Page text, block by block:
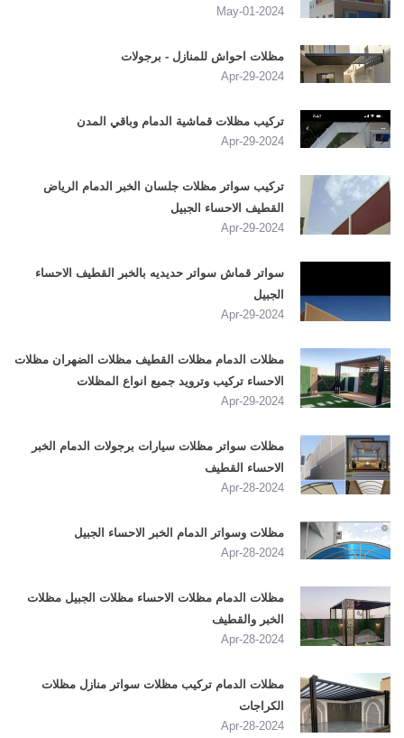
2024-May-01
مظلات احواش للمنازل - برجولات
2024-Apr-29
تركيب مظلات قماشية الدمام وباقي المدن
2024-Apr-29
تركيب سواتر مظلات جلسان الخبر الدمام الرياض
القطيف الاحساء الجبيل
2024-Apr-29
سواتر قماش سواتر حديديه بالخبر القطيف الاحساء
الجبيل
2024-Apr-29
مظلات الدمام مظلات القطيف مظلات الضهران مظلات
الاحساء تركيب وترويد جميع انواع المظلات
2024-Apr-29
مظلات سواتر مظلات سيارات برجولات الدمام الخبر
الاحساء القطيف
2024-Apr-28
مظلات وسواتر الدمام الخبر الاحساء الجبيل
2024-Apr-28
مظلات الدمام مظلات الاحساء مظلات الجبيل مظلات
الخبر والقطيف
2024-Apr-28
مظلات الدمام تركيب مظلات سواتر منازل مظلات
الكراجات
2024-Apr-28